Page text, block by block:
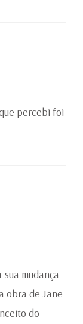
percebi foi
mudança
obra de Jane
do